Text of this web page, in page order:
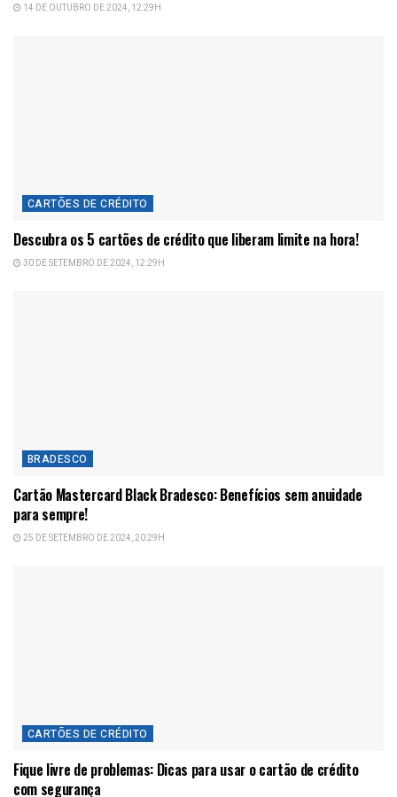
14 DE OUTUBRO DE 2024, 12:29H
CARTÕES DE CRÉDITO
Descubra os 5 cartões de crédito que liberam limite na hora!
30 DE SETEMBRO DE 2024, 12:29H
BRADESCO
Cartão Mastercard Black Bradesco: Benefícios sem anuidade
para sempre!
25 DE SETEMBRO DE 2024, 20:29H
CARTÕES DE CRÉDITO
Fique livre de problemas: Dicas para usar o cartão de crédito
com segurança